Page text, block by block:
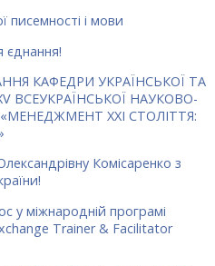
писемності і мови
єднання!
КАФЕДРИ УКРАЇНСЬКОЇ ТА
ВСЕУКРАЇНСЬКОЇ НАУКОВО-
XXI СТОЛІТТЯ:
Комісаренко з
у міжнародній програмі
Trainer & Facilitator